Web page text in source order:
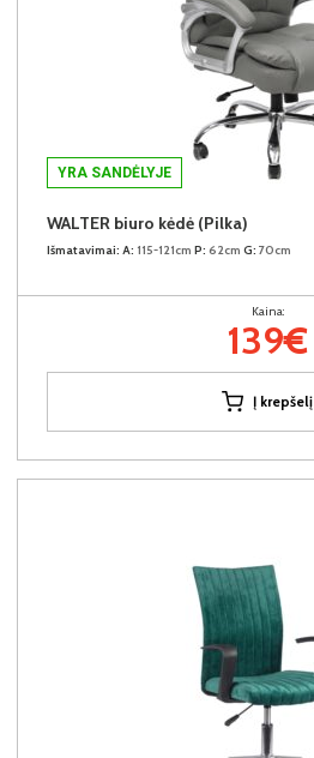
YRA SANDĖLYJE
WALTER biuro kėdė (Pilka)
Išmatavimai: A: 115-121cm P: 62cm G: 70cm
Kaina:
139€
Į krepšelį